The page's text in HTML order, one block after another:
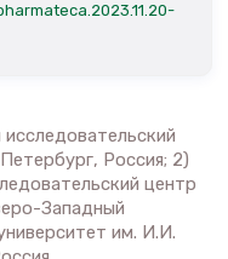
Россия; 2)
центр
Западный
им. И.И.